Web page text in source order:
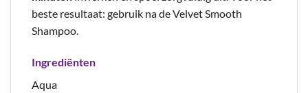
beste resultaat: gebruik na de Velvet Smooth
Shampoo.
Ingrediënten
Aqua